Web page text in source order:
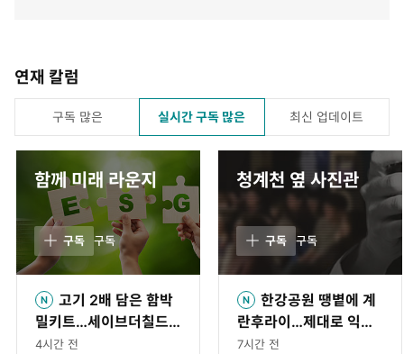
연재 칼럼
구독 많은 실시간 구독 많은 최신 업데이트
함께 미래 라운지
구독 구독
고기 2배 담은 함박
밀키트…세이브더칠드
런, 그룹홈 아동 자립 돕
4시간 전
청계천 옆 사진관
구독 구독
한강공원 땡볕에 계
란후라이…제대로 익었
을까? [청계천 옆 사진
7시간 전